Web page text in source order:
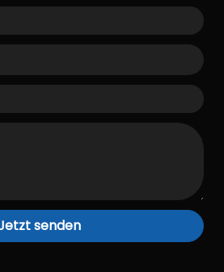
senden